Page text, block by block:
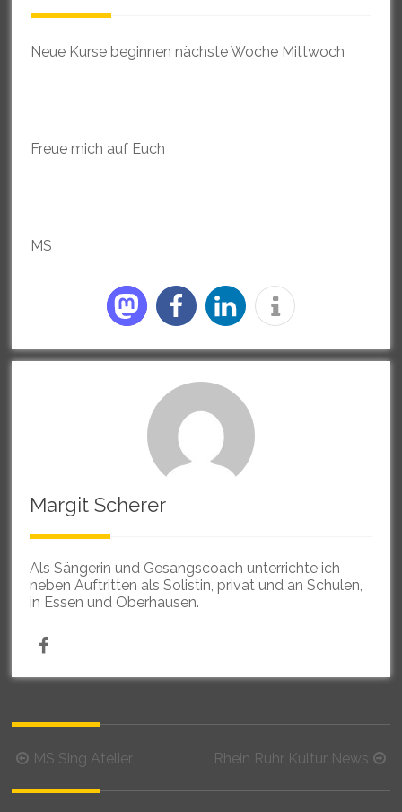
Neue Kurse beginnen nächste Woche Mittwoch
Freue mich auf Euch
MS
Margit Scherer
Als Sängerin und Gesangscoach unterrichte ich
neben Auftritten als Solistin, privat und an Schulen,
in Essen und Oberhausen.
Beitragsnavigation
MS Sing Atelier Rhein Ruhr Kultur News